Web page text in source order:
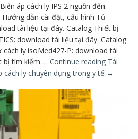
áp cách ly IPS 2 nguồn đến:
dẫn cài đặt, cấu hình Tủ
tài liệu tại đây. Catalog Thiết bị
download tài liệu tại đây. Catalog
ly isoMed427-P: download tài
bị tìm kiếm … Continue reading Tài
cách ly chuyên dụng trong y tế →